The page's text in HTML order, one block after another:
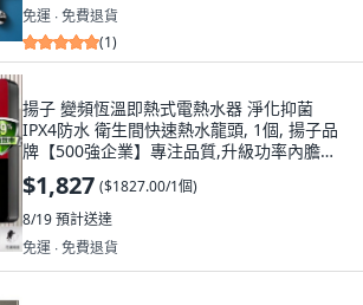
免運 ∙ 免費退貨
(1)
揚子 變頻恆溫即熱式電熱水器 淨化抑菌
IPX4防水 衛生間快速熱水龍頭, 1個, 揚子品
牌【500強企業】專注品質,升級功率內膽
【6050W紅】四季通用, N/A
$1,827 ($1827.00/1個)
8/19預計送達
免運 ∙ 免費退貨